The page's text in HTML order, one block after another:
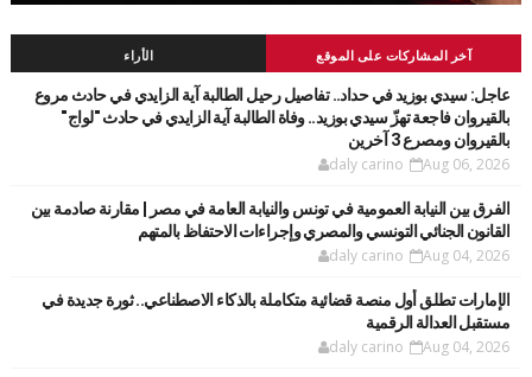
آخر المشاركات على الموقع الأراء
عاجل: سيدي بوزيد في حداد.. تفاصيل رحيل الطالبة آية الزايدي في حادث مروع
بالقيروان فاجعة تهزّ سيدي بوزيد.. وفاة الطالبة آية الزايدي في حادث "لواج"
بالقيروان ومصرع 3 آخرين
daly carino Aug 06, 2026
الفرق بين النيابة العمومية في تونس والنيابة العامة في مصر | مقارنة صادمة بين
القانون الجنائي التونسي والمصري وإجراءات الاحتفاظ بالمتهم
daly carino Aug 04, 2026
الإمارات تطلق أول منصة قضائية متكاملة بالذكاء الاصطناعي.. ثورة جديدة في
مستقبل العدالة الرقمية
daly carino Aug 04, 2026